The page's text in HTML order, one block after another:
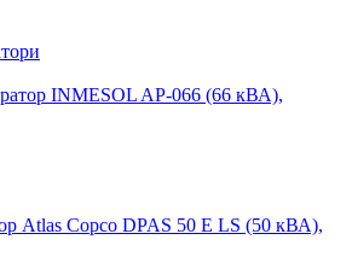
INMESOL AP-066 (66 кВА),